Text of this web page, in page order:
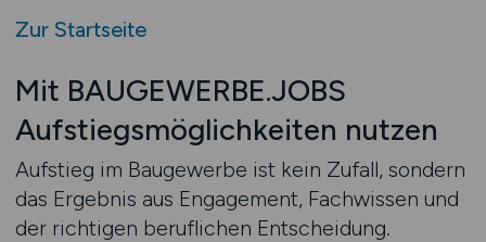
Zur Startseite
Mit BAUGEWERBE.JOBS
Aufstiegsmöglichkeiten nutzen
Aufstieg im Baugewerbe ist kein Zufall, sondern
das Ergebnis aus Engagement, Fachwissen und
der richtigen beruflichen Entscheidung.